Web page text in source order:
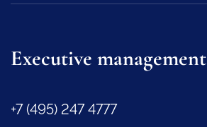
Executive management
+7 (495) 247 4777